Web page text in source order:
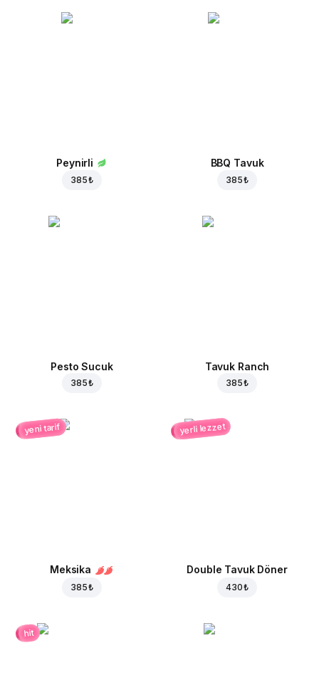
Peynirli
385 ₺
BBQ Tavuk
385 ₺
Pesto Sucuk
385 ₺
Tavuk Ranch
385 ₺
yeni tarif
Meksika
385 ₺
yerli lezzet
Double Tavuk Döner
430 ₺
hit